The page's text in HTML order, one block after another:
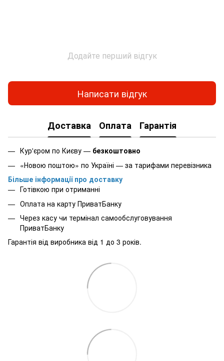
Додайте перший відгук
Написати відгук
Доставка Оплата Гарантія
Кур'єром по Києву — безкоштовно
«Новою поштою» по Україні — за тарифами перевізника
Більше інформації про доставку
Готівкою при отриманні
Оплата на карту ПриватБанку
Через касу чи термінал самообслуговування
ПриватБанку
Гарантія від виробника від 1 до 3 років.